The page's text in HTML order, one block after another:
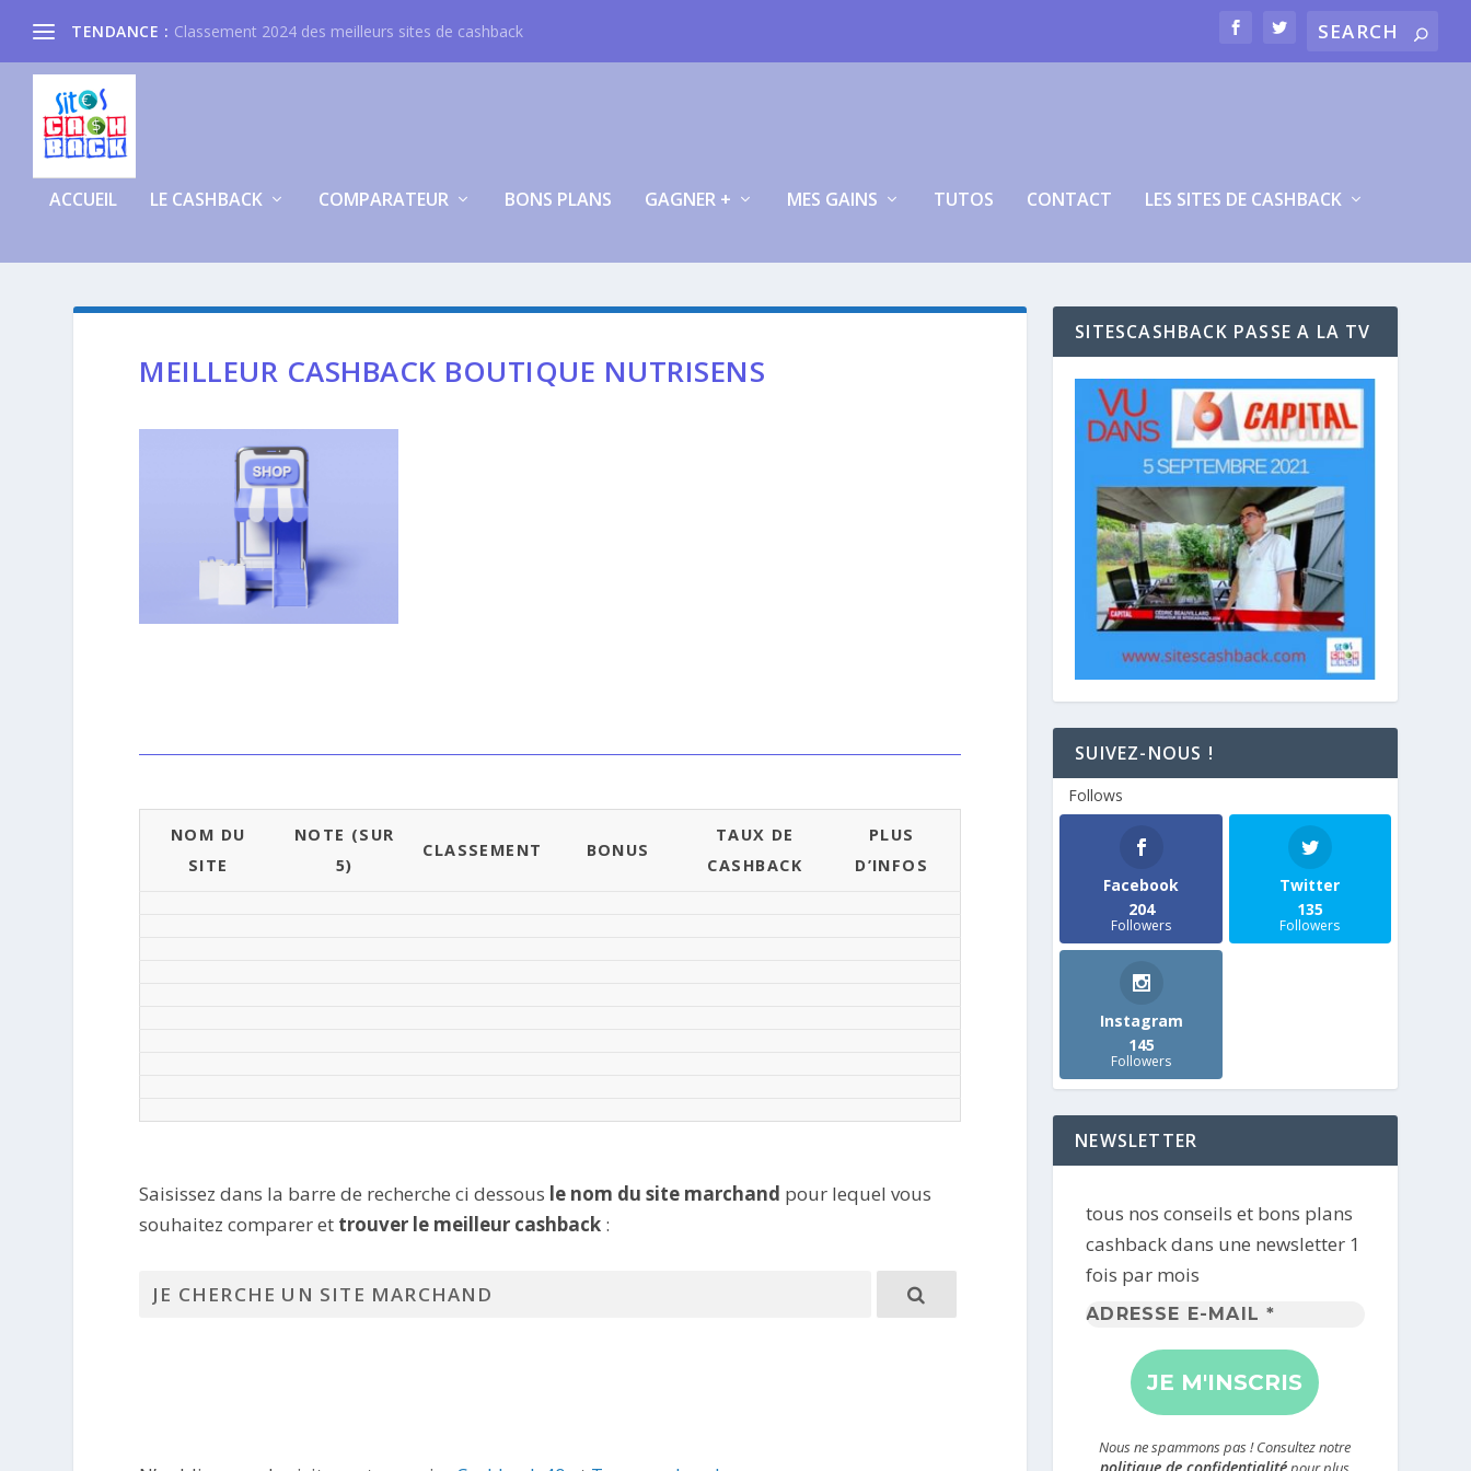
TENDANCE : Classement 2024 des meilleurs sites de cashback
ACCUEIL LE CASHBACK COMPARATEUR BONS PLANS GAGNER + MES GAINS TUTOS CONTACT LES SITES DE CASHBACK
MEILLEUR CASHBACK BOUTIQUE NUTRISENS
NOM DU
SITE
NOTE (SUR
5)
CLASSEMENT BONUS
TAUX DE
CASHBACK
PLUS
D’INFOS
Saisissez dans la barre de recherche ci dessous le nom du site marchand pour lequel vous
souhaitez comparer et trouver le meilleur cashback :
SITESCASHBACK PASSE A LA TV
SUIVEZ-NOUS !
Follows
Facebook
204
Followers
Twitter
135
Followers
Instagram
145
Followers
NEWSLETTER
tous nos conseils et bons plans
cashback dans une newsletter 1
fois par mois
Adresse
mail
*
Nous ne spammons pas ! Consultez notre
politique de confidentialité